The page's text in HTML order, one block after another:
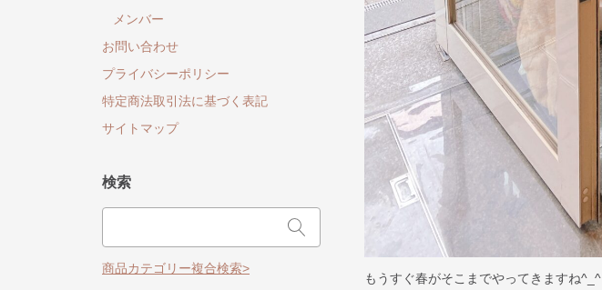
もうすぐ春がそこまでやってきますね^_^
メンバー
お問い合わせ
プライバシーポリシー
特定商法取引法に基づく表記
サイトマップ
検索
商品カテゴリー複合検索>